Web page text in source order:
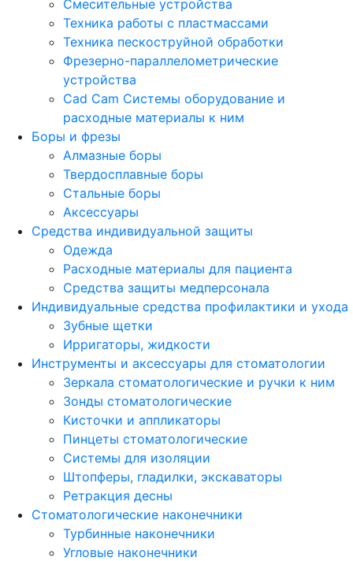
Смесительные устройства
Техника работы с пластмассами
Техника пескоструйной обработки
Фрезерно-параллелометрические
устройства
Cad Cam Системы оборудование и
расходные материалы к ним
Боры и фрезы
Алмазные боры
Твердосплавные боры
Стальные боры
Аксессуары
Средства индивидуальной защиты
Одежда
Расходные материалы для пациента
Средства защиты медперсонала
Индивидуальные средства профилактики и ухода
Зубные щетки
Ирригаторы, жидкости
Инструменты и аксессуары для стоматологии
Зеркала стоматологические и ручки к ним
Зонды стоматологические
Кисточки и аппликаторы
Пинцеты стоматологические
Системы для изоляции
Штопферы, гладилки, экскаваторы
Ретракция десны
Стоматологические наконечники
Турбинные наконечники
Угловые наконечники